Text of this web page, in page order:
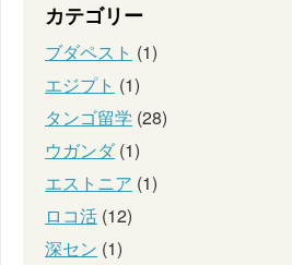
カテゴリー
ブダペスト (1)
エジプト (1)
タンゴ留学 (28)
ウガンダ(1)
エストニア (1)
ロコ活 (12)
深セン (1)